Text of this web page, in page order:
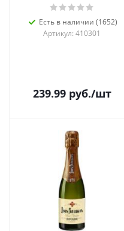
Есть в наличии (1652)
Артикул: 410301
239.99руб./шт